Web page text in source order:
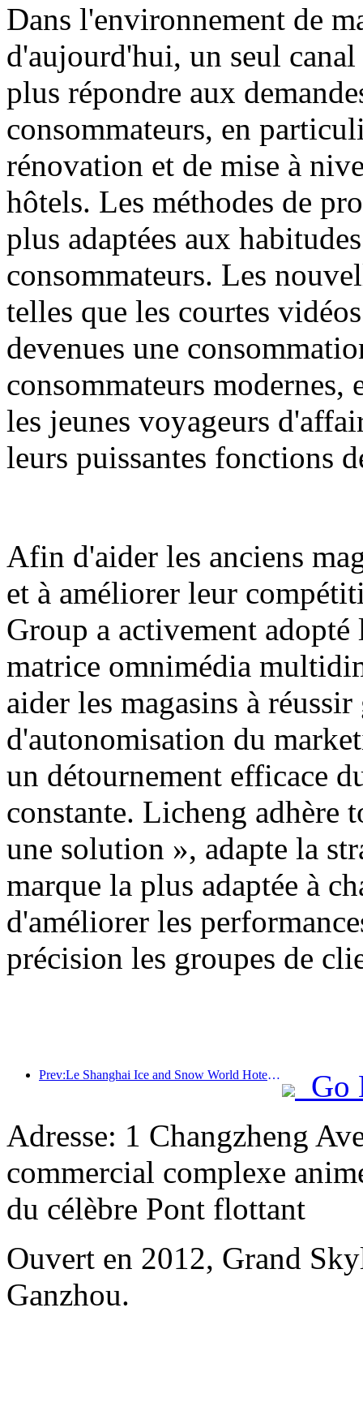
Dans l'environnement de
d'aujourd'hui, un seul
plus répondre aux
consommateurs, en
rénovation et de mise à
hôtels. Les méthodes de
plus adaptées aux
consommateurs. Les
telles que les courtes
devenues une
consommateurs
les jeunes voyageurs
leurs puissantes fonctions
Afin d'aider les anciens
et à améliorer leur
Group a activement
matrice omnimédia
aider les magasins à
d'autonomisation du
un détournement efficace
constante. Licheng adhère
une solution », adapte la
marque la plus adaptée à
d'améliorer les
précision les groupes de
Prev:Le Shanghai Ice and Snow World Hotel le plus luxueux est dévoilé
Go
Adresse: 1 Changzheng
commercial complexe
du célèbre Pont flottant
Ouvert en 2012, Grand
Ganzhou.